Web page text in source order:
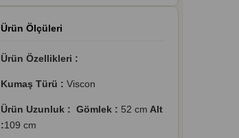
Ürün Ölçüleri
Ürün Özellikleri :
Kumaş Türü : Viscon
Ürün Uzunluk : Gömlek : 52 cm Alt
:109 cm